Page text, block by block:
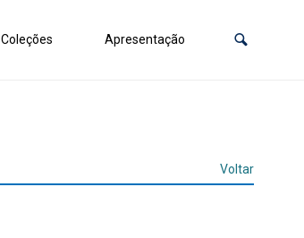
Coleções Apresentação
Voltar